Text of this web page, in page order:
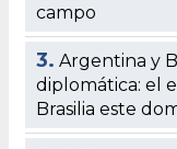
campo
3. Argentina y
diplomática: el
Brasilia este